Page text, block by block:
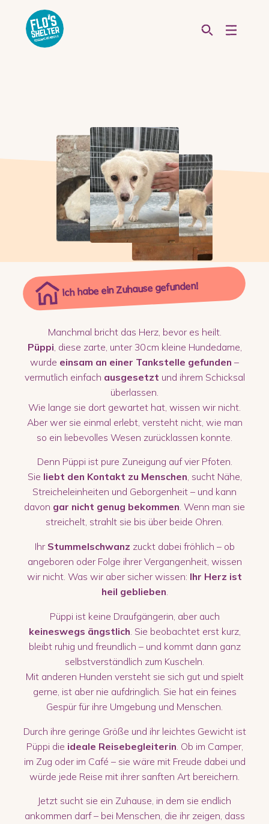
Ich habe ein Zuhause gefunden!
Manchmal bricht das Herz, bevor es heilt.
Püppi , diese zarte, unter 30 cm kleine Hundedame,
wurde einsam an einer Tankstelle gefunden –
vermutlich einfach ausgesetzt und ihrem Schicksal
überlassen.
Wie lange sie dort gewartet hat, wissen wir nicht.
Aber wer sie einmal erlebt, versteht nicht, wie man
so ein liebevolles Wesen zurücklassen konnte.
Denn Püppi ist pure Zuneigung auf vier Pfoten.
Sie liebt den Kontakt zu Menschen, sucht Nähe,
Streicheleinheiten und Geborgenheit – und kann
davon gar nicht genug bekommen. Wenn man sie
streichelt, strahlt sie bis über beide Ohren.
Ihr Stummelschwanz zuckt dabei fröhlich – ob
angeboren oder Folge ihrer Vergangenheit, wissen
wir nicht. Was wir aber sicher wissen: Ihr Herz ist
heil geblieben.
Püppi ist keine Draufgängerin, aber auch
keineswegs ängstlich . Sie beobachtet erst kurz,
bleibt ruhig und freundlich – und kommt dann ganz
selbstverständlich zum Kuscheln.
Mit anderen Hunden versteht sie sich gut und spielt
gerne, ist aber nie aufdringlich. Sie hat ein feines
Gespür für ihre Umgebung und Menschen.
Durch ihre geringe Größe und ihr leichtes Gewicht ist
Püppi die ideale Reisebegleiterin . Ob im Camper,
im Zug oder im Café – sie wäre mit Freude dabei und
würde jede Reise mit ihrer sanften Art bereichern.
Jetzt sucht sie ein Zuhause, in dem sie endlich
ankommen darf – bei Menschen, die ihr zeigen, dass